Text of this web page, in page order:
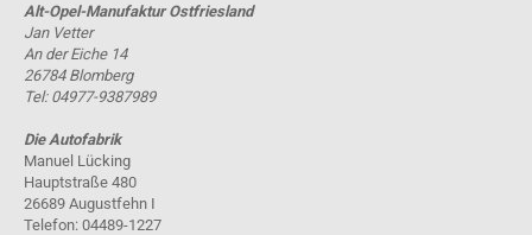
Alt-Opel-Manufaktur Ostfriesland
Jan Vetter
An der Eiche 14
26784 Blomberg
Tel: 04977-9387989
Die Autofabrik
Manuel Lücking
Hauptstraße 480
26689 Augustfehn I
Telefon: 04489-1227